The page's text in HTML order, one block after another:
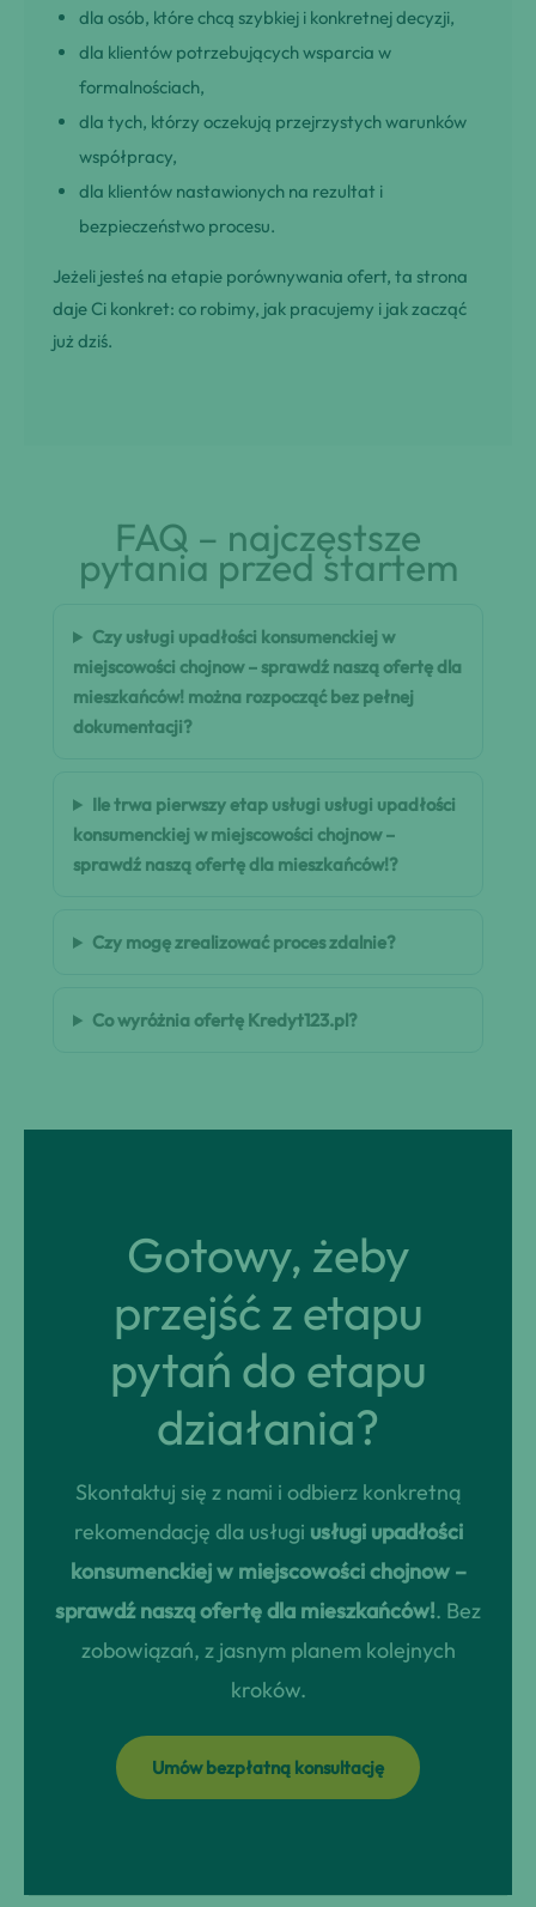
dla osób, które chcą szybkiej i konkretnej decyzji,
dla klientów potrzebujących wsparcia w
formalnościach,
dla tych, którzy oczekują przejrzystych warunków
współpracy,
dla klientów nastawionych na rezultat i
bezpieczeństwo procesu.
Jeżeli jesteś na etapie porównywania ofert, ta strona
daje Ci konkret: co robimy, jak pracujemy i jak zacząć
już dziś.
FAQ – najczęstsze
pytania przed startem
Czy usługi upadłości konsumenckiej w
miejscowości chojnow – sprawdź naszą ofertę dla
mieszkańców! można rozpocząć bez pełnej
dokumentacji?
Ile trwa pierwszy etap usługi usługi upadłości
konsumenckiej w miejscowości chojnow –
sprawdź naszą ofertę dla mieszkańców!?
Czy mogę zrealizować proces zdalnie?
Co wyróżnia ofertę Kredyt123.pl?
Gotowy, żeby
przejść z etapu
pytań do etapu
działania?
Skontaktuj się z nami i odbierz konkretną
rekomendację dla usługi usługi upadłości
konsumenckiej w miejscowości chojnow –
sprawdź naszą ofertę dla mieszkańców!. Bez
zobowiązań, z jasnym planem kolejnych
kroków.
Umów bezpłatną konsultację